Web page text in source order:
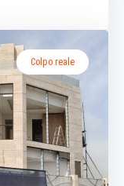
Colpo reale